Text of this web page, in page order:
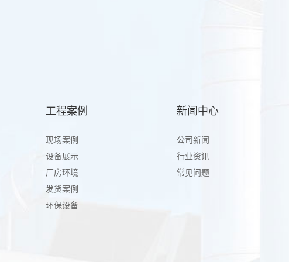
工程案例
现场案例
设备展示
厂房环境
发货案例
环保设备
新闻中心
公司新闻
行业资讯
常见问题